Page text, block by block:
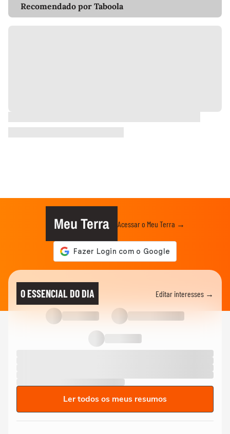
Recomendado por Taboola
Meu Terra Acessar o Meu Terra →
O ESSENCIAL DO DIA Editar interesses →
Ler todos os meus resumos